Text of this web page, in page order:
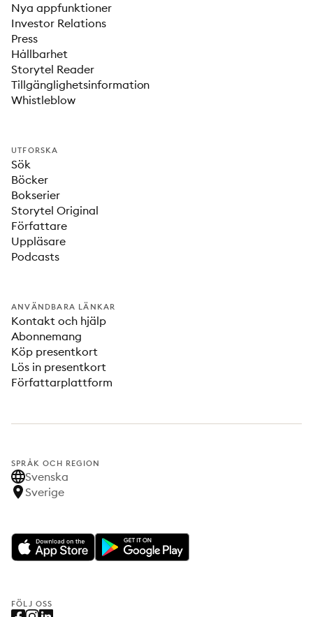
Nya appfunktioner
Investor Relations
Press
Hållbarhet
Storytel Reader
Tillgänglighetsinformation
Whistleblow
UTFORSKA
Sök
Böcker
Bokserier
Storytel Original
Författare
Uppläsare
Podcasts
ANVÄNDBARA LÄNKAR
Kontakt och hjälp
Abonnemang
Köp presentkort
Lös in presentkort
Författarplattform
SPRÅK OCH REGION
Svenska
Sverige
FÖLJ OSS